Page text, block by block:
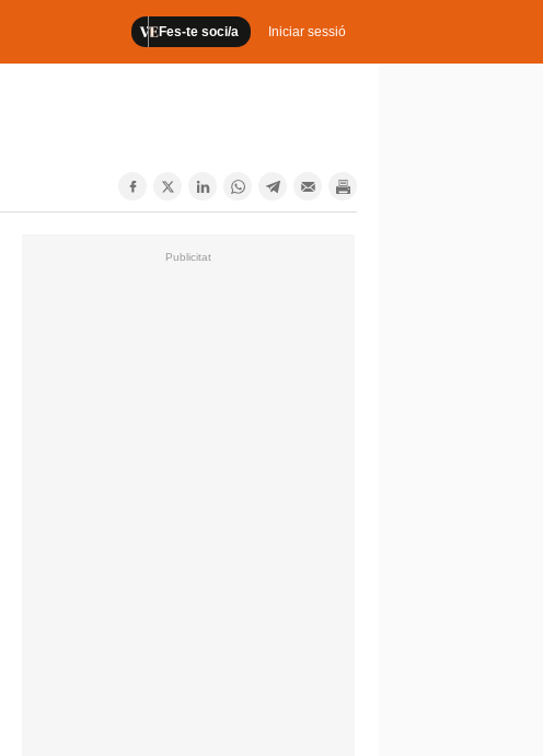
Fes-te soci/a Iniciar sessió